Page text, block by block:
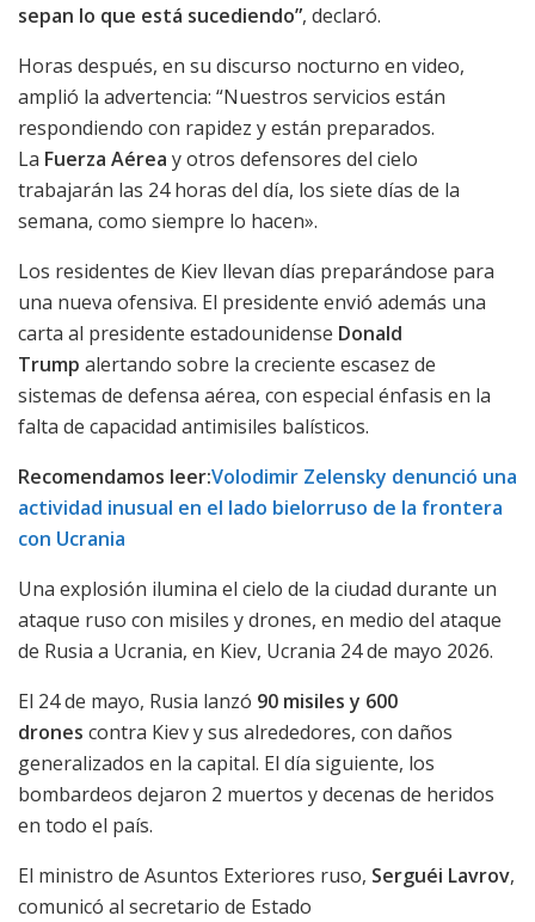
sepan lo que está sucediendo”, declaró.
Horas después, en su discurso nocturno en video,
amplió la advertencia: “Nuestros servicios están
respondiendo con rapidez y están preparados.
La Fuerza Aérea y otros defensores del cielo
trabajarán las 24 horas del día, los siete días de la
semana, como siempre lo hacen».
Los residentes de Kiev llevan días preparándose para
una nueva ofensiva. El presidente envió además una
carta al presidente estadounidense Donald
Trump alertando sobre la creciente escasez de
sistemas de defensa aérea, con especial énfasis en la
falta de capacidad antimisiles balísticos.
Recomendamos leer:Volodimir Zelensky denunció una
actividad inusual en el lado bielorruso de la frontera
con Ucrania
Una explosión ilumina el cielo de la ciudad durante un
ataque ruso con misiles y drones, en medio del ataque
de Rusia a Ucrania, en Kiev, Ucrania 24 de mayo 2026.
El 24 de mayo, Rusia lanzó 90 misiles y 600
drones contra Kiev y sus alrededores, con daños
generalizados en la capital. El día siguiente, los
bombardeos dejaron 2 muertos y decenas de heridos
en todo el país.
El ministro de Asuntos Exteriores ruso, Serguéi Lavrov,
comunicó al secretario de Estado